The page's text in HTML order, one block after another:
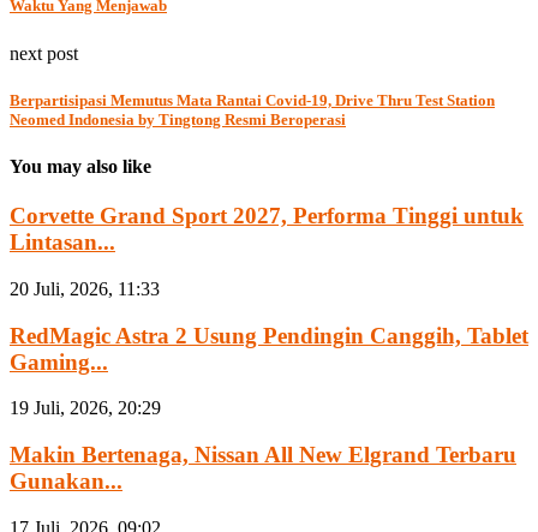
Waktu Yang Menjawab
next post
Berpartisipasi Memutus Mata Rantai Covid-19, Drive Thru Test Station
Neomed Indonesia by Tingtong Resmi Beroperasi
You may also like
Corvette Grand Sport 2027, Performa Tinggi untuk
Lintasan...
20 Juli, 2026, 11:33
RedMagic Astra 2 Usung Pendingin Canggih, Tablet
Gaming...
19 Juli, 2026, 20:29
Makin Bertenaga, Nissan All New Elgrand Terbaru
Gunakan...
17 Juli, 2026, 09:02